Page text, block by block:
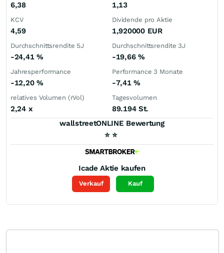
6,38 1,13
KCV
4,59
Dividende pro Aktie
1,920000 EUR
Durchschnittsrendite 5J
-24,41 %
Durchschnittsrendite 3J
-19,66 %
Jahresperformance
-12,20 %
Performance 3 Monate
-7,41%
relatives Volumen (rVol)
2,24 x
Tagesvolumen
89.194 St.
wallstreetONLINE Bewertung
⭐ ⭐
Icade Aktie kaufen
Verkauf Kauf